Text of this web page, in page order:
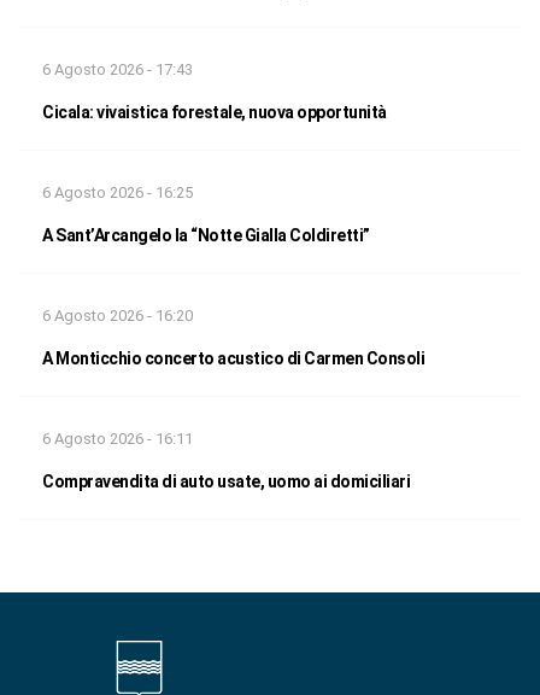
6 Agosto 2026 - 17:43
Cicala: vivaistica forestale, nuova opportunità
6 Agosto 2026 - 16:25
A Sant’Arcangelo la “Notte Gialla Coldiretti”
6 Agosto 2026 - 16:20
A Monticchio concerto acustico di Carmen Consoli
6 Agosto 2026 - 16:11
Compravendita di auto usate, uomo ai domiciliari